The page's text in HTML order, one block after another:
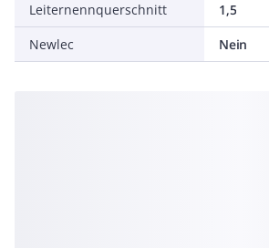
Leiternennquerschnitt
1,5
Newlec
Nein